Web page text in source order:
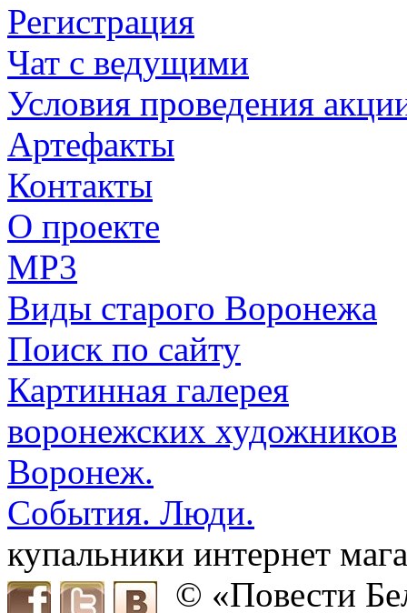
Регистрация
Чат с ведущими
Условия проведения
Артефакты
Контакты
О проекте
MP3
Виды старого Воронежа
Поиск по сайту
Картинная галерея
воронежских художников
Воронеж.
События. Люди.
купальники интернет
© «Повести